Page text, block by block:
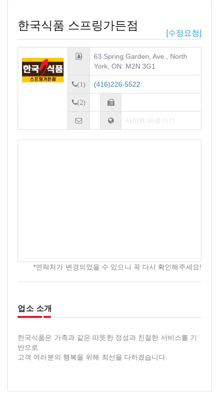
한국식품 스프링가든점
[수정요청]
63 Spring Garden, Ave., North
York, ON. M2N 3G1
(1) (416)226-5522
(2)
사이트 바로가기
*연락처가 변경되었을 수 있으니 꼭 다시 확인해주세요!
업소 소개
한국식품은 가족과 같은 따뜻한 정성과 친절한 서비스를 기
반으로
고객 여러분의 행복을 위해 최선을 다하겠습니다.